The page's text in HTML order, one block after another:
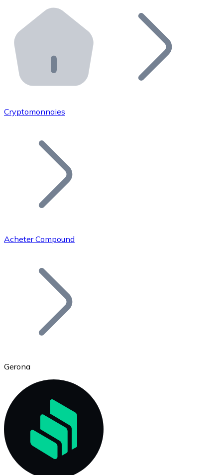
Distributeurs automatiques Bitnovo
Intégrez un ATM Bitnovo dans votre entreprise et
API Bitnovo
Intégrez notre API dans votre écosystème.
Rejoignez notre réseau de distributeurs et
Ajoutez le token de votre projet à notre service
Bitcoin
Ethereum
ETH
Cryptomonnaies
Acheter Compound
Gerona